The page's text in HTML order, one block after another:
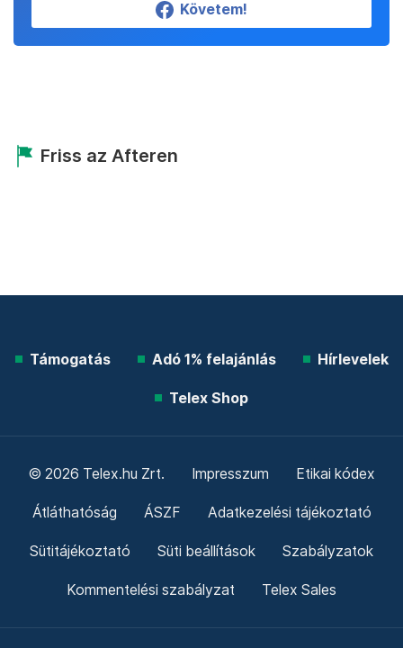
Követem!
Friss az Afteren
Támogatás Adó 1% felajánlás Hírlevelek
Telex Shop
© 2026 Telex.hu Zrt. Impresszum Etikai kódex
Átláthatóság ÁSZF Adatkezelési tájékoztató
Sütitájékoztató Süti beállítások Szabályzatok
Kommentelési szabályzat Telex Sales